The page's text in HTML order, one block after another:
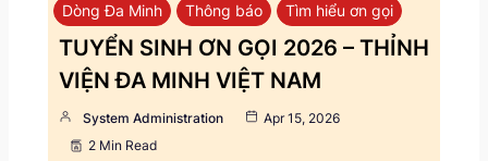
Dòng Đa Minh Thông báo Tìm hiểu ơn gọi
TUYỂN SINH ƠN GỌI 2026 – THỈNH
VIỆN ĐA MINH VIỆT NAM
System Administration
Apr 15, 2026
2 Min Read